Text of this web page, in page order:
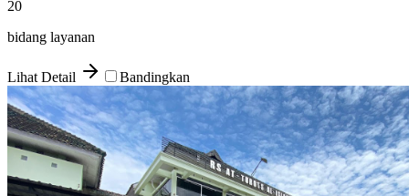
20
bidang layanan
Lihat Detail Bandingkan